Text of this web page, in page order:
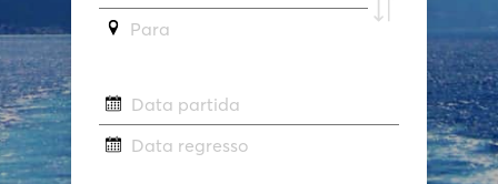
Para
Data partida
Data regresso